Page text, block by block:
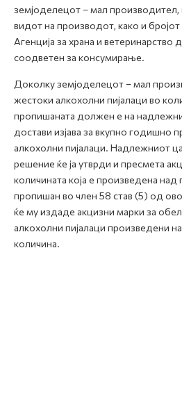
земјоделецот – мал производител,
видот на производот, како и
Агенција за храна и ветеринарство
соодветен за консумирање.
Доколку земјоделецот – мал
жестоки алкохолни пијалаци во
пропишаната должен е на
достави изјава за вкупно годишно
алкохолни пијалаци. Надлежниот
решение ќе ја утврди и пресмета
количината која е произведена
пропишан во член 58 став (5) од
ќе му издаде акцизни марки за
алкохолни пијалаци произведени
количина.